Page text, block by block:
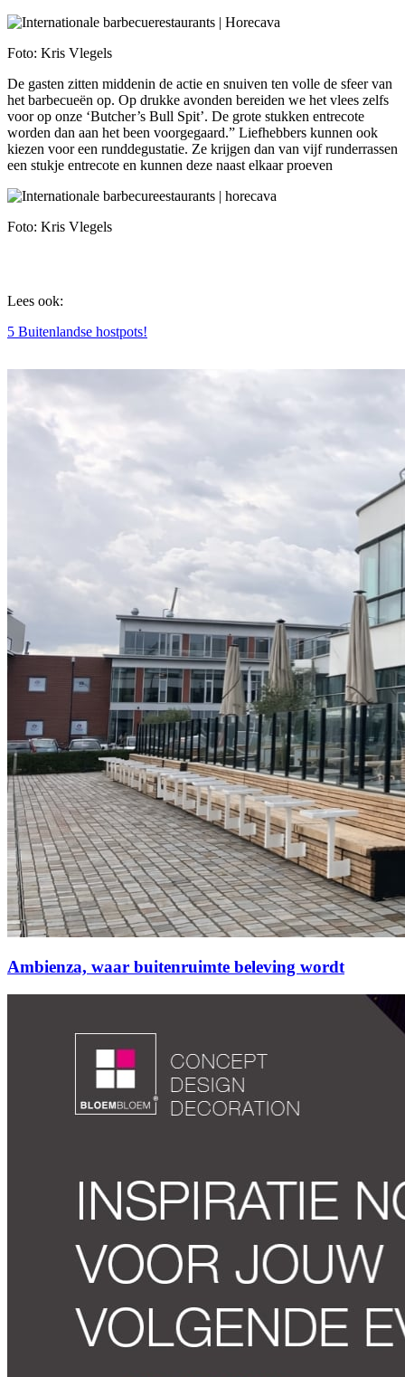
Foto: Kris Vlegels
De gasten zitten middenin de actie en snuiven ten volle de sfeer van
het barbecueën op. Op drukke avonden bereiden we het vlees zelfs
voor op onze ‘Butcher’s Bull Spit’. De grote stukken entrecote
worden dan aan het been voorgegaard.” Liefhebbers kunnen ook
kiezen voor een runddegustatie. Ze krijgen dan van vijf runderrassen
een stukje entrecote en kunnen deze naast elkaar proeven
Foto: Kris Vlegels
Lees ook:
5 Buitenlandse hostpots!
Ambienza, waar buitenruimte beleving wordt